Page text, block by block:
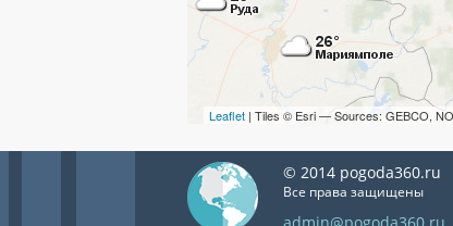
Leaflet | Tiles © Esri — Sources: GEBCO,
© 2014 pogoda360.ru
Все права защищены